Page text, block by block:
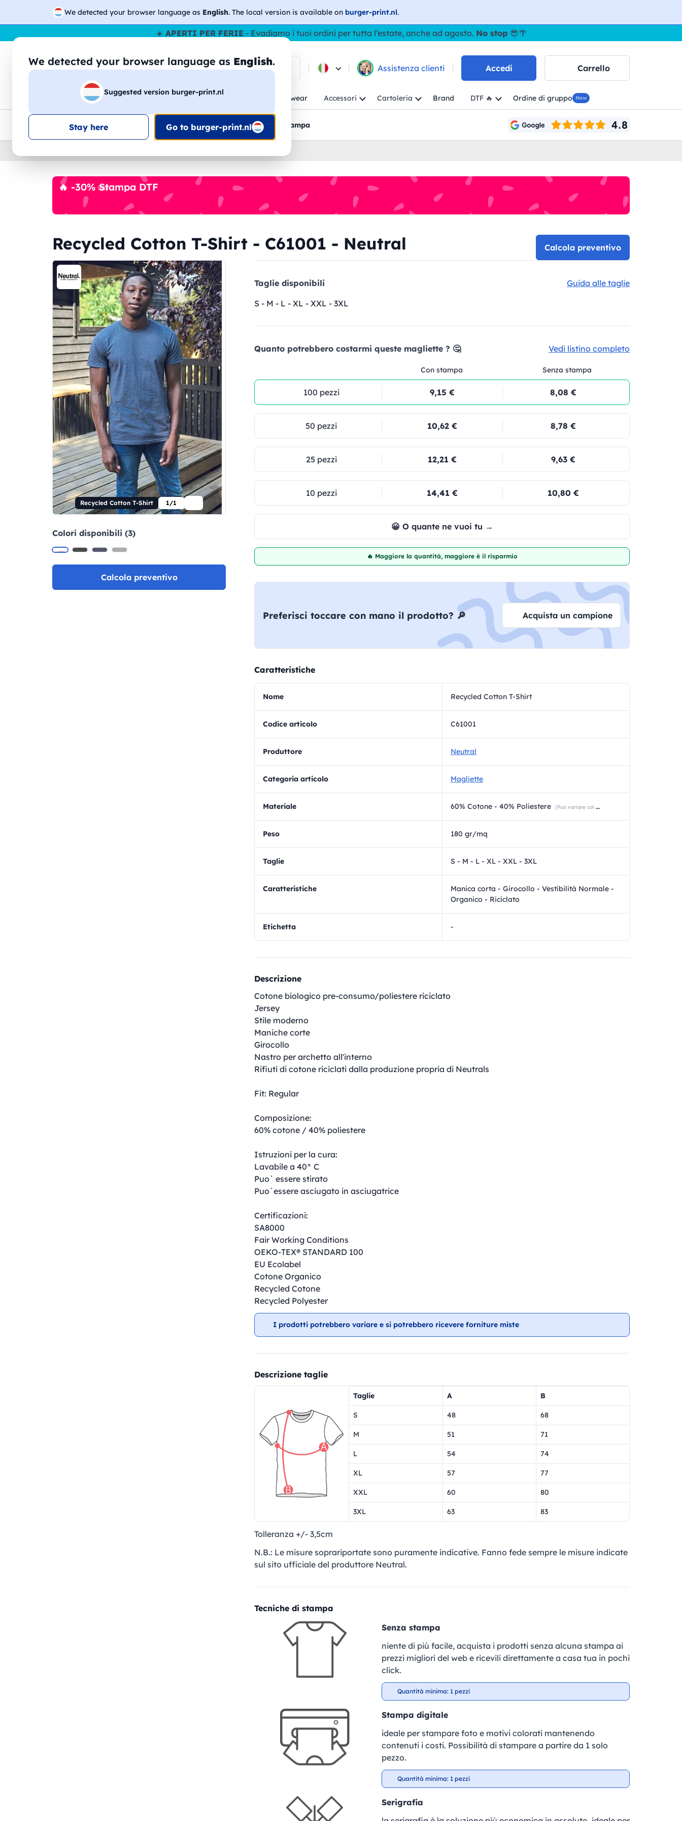
We detected your browser language as English. The local version is available on burger-print.nl.
We detected your browser language as English.
Suggested version burger-print.nl
Stay here Go to burger-print.nl
☀️ APERTI PER FERIE- Evadiamo i tuoi ordini per tutta l’estate, anche ad agosto. No stop 😎🌴
🔎 Cerca tra i prodotti Assistenza clienti Accedi Carrello
Magliette Felpe Uomo Donna Workwear Accessori Cartoleria Brand DTF 🔥 Ordine di gruppo New
Consegna gratis Sconti quantitàAssistenza clientiBozzetti pre-stampa
🔥 -30% Stampa DTF
Recycled Cotton T-Shirt - C61001 - Neutral Calcola preventivo
Recycled Cotton T-Shirt 1/1
Colori disponibili (3)
Calcola preventivo
Taglie disponibili
Guida alle taglie
S - M - L - XL - XXL - 3XL
Quanto potrebbero costarmi queste magliette ? 🤔 Vedi listino completo
Con stampa Senza stampa
100 pezzi 9,15 € 8,08 €
50 pezzi 10,62 € 8,78 €
25 pezzi 12,21 € 9,63 €
10 pezzi 14,41 € 10,80 €
😀 O quante ne vuoi tu →
🔥 Maggiore la quantità, maggiore è il risparmio
Preferisci toccare con mano il prodotto? 🔎 Acquista un campione
Caratteristiche
Nome Recycled Cotton T-Shirt
Codice articolo C61001
Produttore Neutral
Categoria articolo Magliette
materiale 60% Cotone - 40% Poliestere (Può variare col colore)
Peso 180 gr/mq
Taglie S - M - L - XL - XXL - 3XL
Caratteristiche
Manica corta - Girocollo - Vestibilità Normale -
Organico - Riciclato
Etichetta -
Descrizione
Cotone biologico pre-consumo/poliestere riciclato
Jersey
Stile moderno
Maniche corte
Girocollo
Nastro per archetto all'interno
Rifiuti di cotone riciclati dalla produzione propria di Neutrals
Fit: Regular
Composizione:
60% cotone / 40% poliestere
Istruzioni per la cura:
Lavabile a 40° C
Puo` essere stirato
Puo`essere asciugato in asciugatrice
Certificazioni:
SA8000
Fair Working Conditions
OEKO-TEX® STANDARD 100
EU Ecolabel
Cotone Organico
Recycled Cotone
Recycled Polyester
I prodotti potrebbero variare e si potrebbero ricevere forniture miste
Descrizione taglie
Taglie A B
S 48 68
M 51 71
L 54 74
XL 57 77
XXL 60 80
3XL 63 83
Tolleranza +/- 3,5cm
N.B.: Le misure soprariportate sono puramente indicative. Fanno fede sempre le misure indicate
sul sito ufficiale del produttore Neutral.
Tecniche di stampa
Senza stampa
niente di più facile, acquista i prodotti senza alcuna stampa ai
prezzi migliori del web e ricevili direttamente a casa tua in pochi
click.
Quantità minima: 1 pezzi
Stampa digitale
ideale per stampare foto e motivi colorati mantenendo
contenuti i costi. Possibilità di stampare a partire da 1 solo
pezzo.
Quantità minima: 1 pezzi
Serigrafia